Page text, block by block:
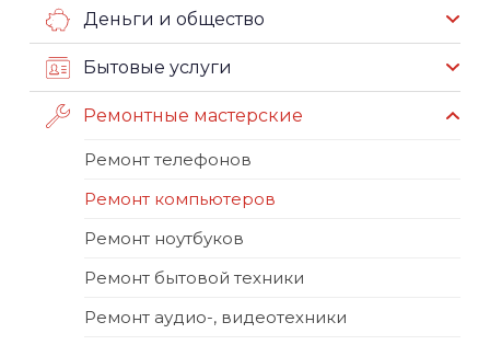
Деньги и общество
Бытовые услуги
Ремонтные мастерские
Ремонт телефонов
Ремонт компьютеров
Ремонт ноутбуков
Ремонт бытовой техники
Ремонт аудио-, видеотехники